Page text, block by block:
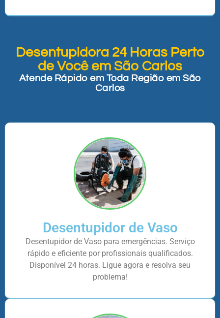
Desentupidora 24 Horas Perto
de Você em São Carlos
Atende Rápido em Toda Região em São
Carlos
Desentupidor de Vaso
Desentupidor de Vaso para emergências. Serviço
rápido e eficiente por profissionais qualificados.
Disponível 24 horas. Ligue agora e resolva seu
problema!